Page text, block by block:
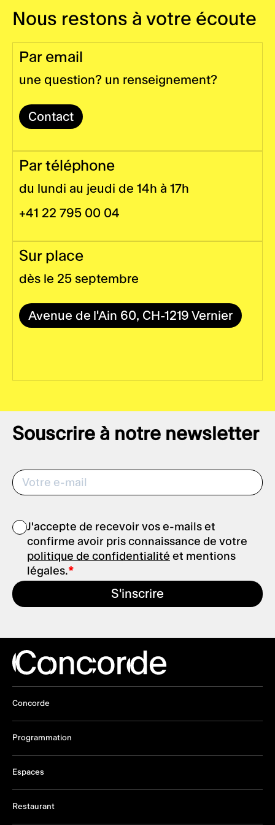
Mécènes et partenaires
Billetterie et réservations
Informations pratiques
Accessibilité
Nous restons à votre écoute
Par email
une question? un renseignement?
Contact
Par téléphone
du lundi au jeudi de 14h à 17h
+41 22 795 00 04
Sur place
dès le 25 septembre
Avenue de l'Ain 60, CH-1219 Vernier
Souscrire à notre newsletter
J'accepte de recevoir vos e-mails et
confirme avoir pris connaissance de votre
politique de confidentialité et mentions
légales.
S'inscrire
Concorde
Programmation
Espaces
Restaurant